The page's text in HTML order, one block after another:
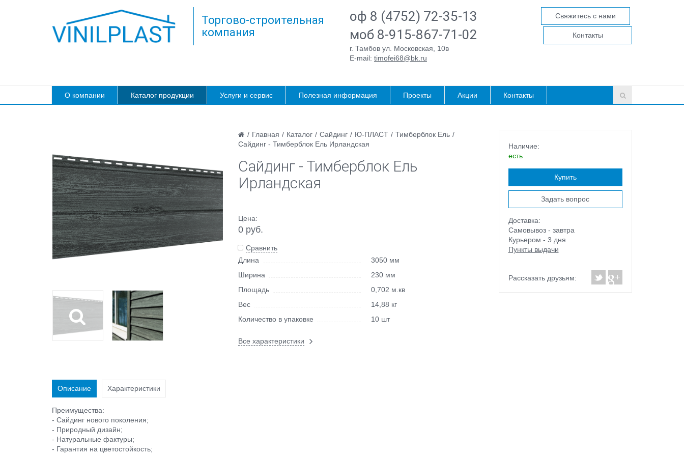
Торгово-строительная
компания
оф 8 (4752) 72-35-13
моб 8-915-867-71-02
г. Тамбов ул. Московская, 10в
E-mail: timofei68@bk.ru
Свяжитесь с нами
Контакты
О компании Каталог продукции Услуги и сервис Полезная информация Проекты Акции Контакты
/ Главная / Каталог / Сайдинг / Ю-ПЛАСТ / Тимберблок Ель /
Сайдинг - Тимберблок Ель Ирландская
Сайдинг - Тимберблок Ель
Ирландская
Цена:
0 руб.
Сравнить
Длина
3050 мм
Ширина
230 мм
Площадь
0,702 м.кв
Вес
14,88 кг
Количество в упаковке
10 шт
Все характеристики
Наличие:
есть
Купить
Задать вопрос
Доставка:
Самовывоз - завтра
Курьером - 3 дня
Пункты выдачи
Рассказать друзьям:
Описание Характеристики
Преимущества:
- Сайдинг нового поколения;
- Природный дизайн;
- Натуральные фактуры;
- Гарантия на цветостойкость;